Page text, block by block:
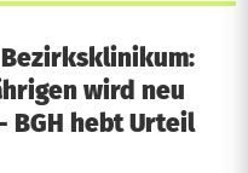
wird neu
BGH hebt Urteil